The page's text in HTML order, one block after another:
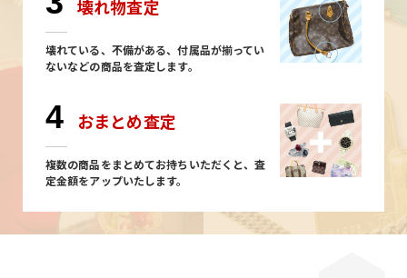
壊れ物査定
壊れている、不備がある、付属品が揃ってい
ないなどの商品を査定します。
4 おまとめ査定
複数の商品をまとめてお持ちいただくと、査
定金額をアップいたします。